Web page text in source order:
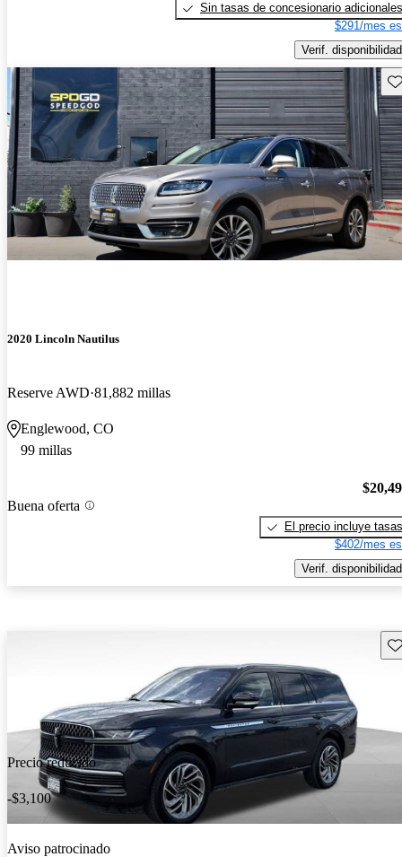
Sin tasas de concesionario adicionales
$291/mes
Verif. disponibilidad
2020 Lincoln Nautilus
Reserve AWD 81,882 millas
Englewood, CO
99 millas
Buena oferta
El precio incluye tasas
$402/mes
Verif. disponibilidad
Precio reducido
-$3,100
Aviso patrocinado